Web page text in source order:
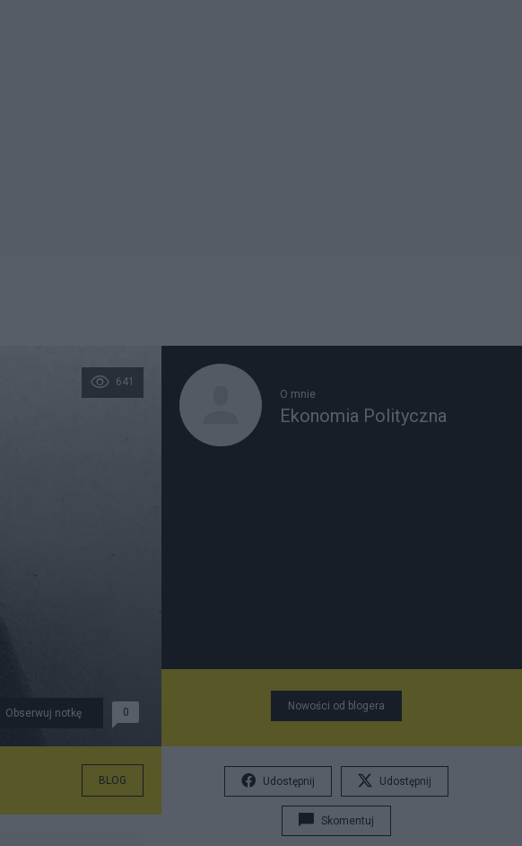
641
Obserwuj notkę 0
BLOG
O mnie
Ekonomia Polityczna
Nowości od blogera
Udostępnij Udostępnij
Skomentuj